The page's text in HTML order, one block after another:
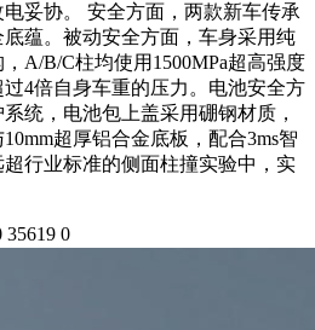
妥协。 安全方面，两款新车传承
蕴。被动安全方面，车身采用纯
A/B/C柱均使用1500MPa超高强度
4倍自身车重的压力。电池安全方
统，电池包上盖采用硼钢材质，
超厚铝合金底板，配合3ms智
行业标准的侧面柱撞实验中，实
35619 0